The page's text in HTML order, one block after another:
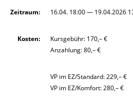
Zeitraum: 16.04. 18:00 — 19.04.2026
Kosten:
Kursgebühr: 170,– €
Anzahlung: 80,– €
VP im EZ/Standard: 229,– €
VP im EZ/Komfort: 280,– €